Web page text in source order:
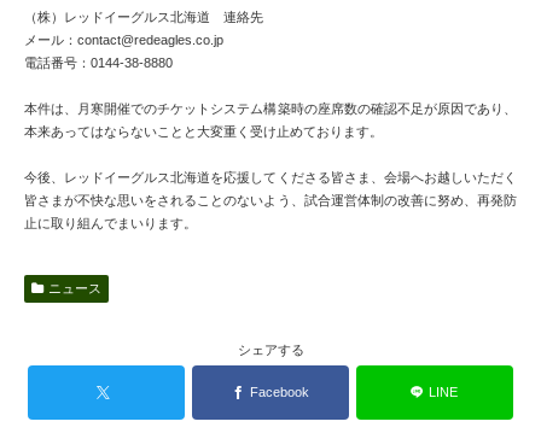
（株）レッドイーグルス北海道 連絡先
メール：contact@redeagles.co.jp
電話番号：0144-38-8880
本件は、月寒開催でのチケットシステム構築時の座席数の確認不足が原因であり、
本来あってはならないことと大変重く受け止めております。
今後、レッドイーグルス北海道を応援してくださる皆さま、会場へお越しいただく
皆さまが不快な思いをされることのないよう、試合運営体制の改善に努め、再発防
止に取り組んでまいります。
ニュース
シェアする
Facebook LINE